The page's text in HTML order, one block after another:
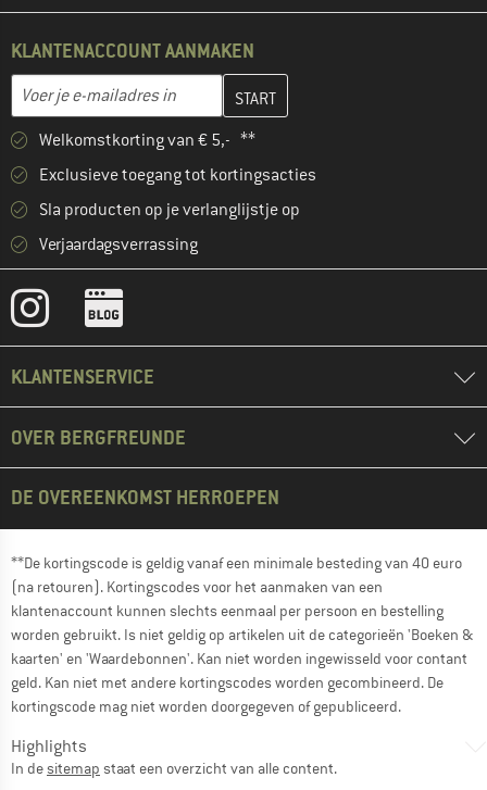
KLANTENACCOUNT AANMAKEN
E-mailadres
Vul je e-mailadres hier in en maak in de volgende stap je
Welkomstkorting van € 5,- **
Exclusieve toegang tot kortingsacties
Sla producten op je verlanglijstje op
Verjaardagsverrassing
KLANTENSERVICE
OVER BERGFREUNDE
DE OVEREENKOMST HERROEPEN
**De kortingscode is geldig vanaf een minimale besteding van 40 euro
(na retouren). Kortingscodes voor het aanmaken van een
klantenaccount kunnen slechts eenmaal per persoon en bestelling
worden gebruikt. Is niet geldig op artikelen uit de categorieën 'Boeken &
kaarten' en 'Waardebonnen'. Kan niet worden ingewisseld voor contant
geld. Kan niet met andere kortingscodes worden gecombineerd. De
kortingscode mag niet worden doorgegeven of gepubliceerd.
Highlights
In desitemap staat een overzicht van alle content.